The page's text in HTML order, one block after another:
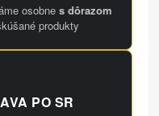
osobne s dôrazom
produkty
PO SR